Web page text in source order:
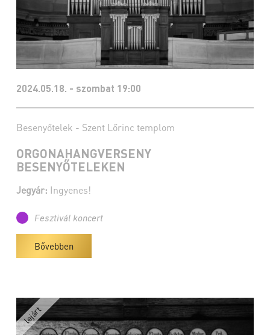
2024.05.18. - szombat 19:00
Besenyőtelek - Szent Lőrinc templom
ORGONAHANGVERSENY
BESENYŐTELEKEN
Jegyár: Ingyenes!
Fesztivál koncert
Bővebben